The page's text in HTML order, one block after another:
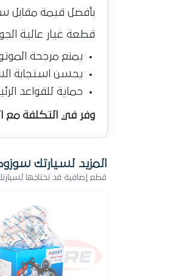
بأفضل قيمة مقابل
قطعة غيار عالية
يمنع مرجحة الموتور
يحسن استجابة
حماية للقواعد
وفر في التكلفة مع
المزيد لسيارتك
قطع إضافية قد تحتاجها